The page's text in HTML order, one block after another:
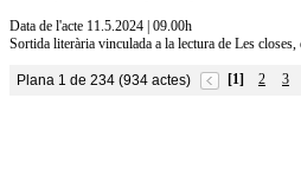
Data de l'acte 11.5.2024 | 09.00h
Sortida literària vinculada a la lectura de Les
Plana 1 de 234 (934 actes) [1] 2 3